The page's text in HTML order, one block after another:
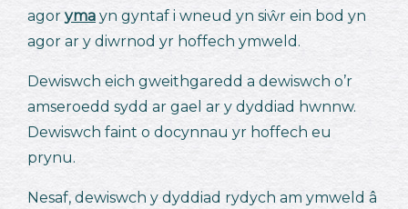
agor yma yn gyntaf i wneud yn siŵr ein bod yn
agor ar y diwrnod yr hoffech ymweld.
Dewiswch eich gweithgaredd a dewiswch o’r
amseroedd sydd ar gael ar y dyddiad hwnnw.
Dewiswch faint o docynnau yr hoffech eu
prynu.
Nesaf, dewiswch y dyddiad rydych am ymweld â